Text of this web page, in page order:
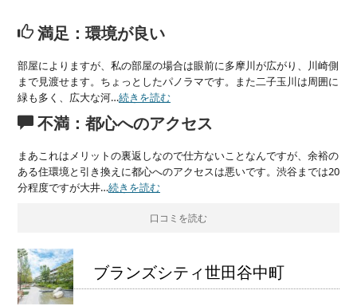
満足：環境が良い
部屋によりますが、私の部屋の場合は眼前に多摩川が広がり、川崎側
まで見渡せます。ちょっとしたパノラマです。また二子玉川は周囲に
緑も多く、広大な河…続きを読む
不満：都心へのアクセス
まあこれはメリットの裏返しなので仕方ないことなんですが、余裕の
ある住環境と引き換えに都心へのアクセスは悪いです。渋谷までは20
分程度ですが大井…続きを読む
口コミを読む
ブランズシティ世田谷中町